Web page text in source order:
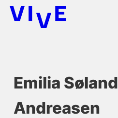
Emilia Søland
Andreasen